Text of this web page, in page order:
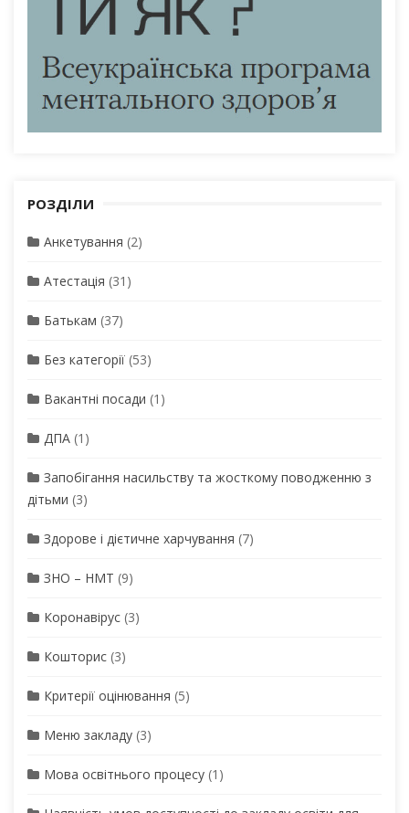
РОЗДІЛИ
Анкетування (2)
Атестація (31)
Батькам (37)
Без категорії (53)
Вакантні посади (1)
ДПА (1)
Запобігання насильству та жосткому поводженню з
дітьми (3)
Здорове і дієтичне харчування (7)
ЗНО – НМТ (9)
Коронавірус (3)
Кошторис (3)
Критерії оцінювання (5)
Меню закладу (3)
Мова освітнього процесу (1)